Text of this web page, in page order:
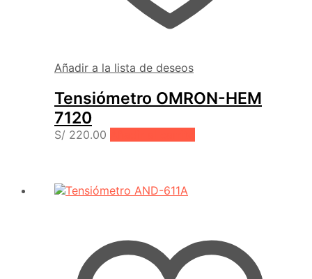
Añadir a la lista de deseos
Tensiómetro OMRON-HEM
7120
S/ 220.00